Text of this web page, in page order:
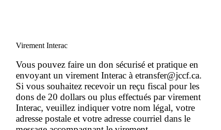
Virement Interac
Vous pouvez faire un don sécurisé et pratique en
envoyant un virement Interac à etransfer@jccf.ca.
Si vous souhaitez recevoir un reçu fiscal pour les
dons de 20 dollars ou plus effectués par virement
Interac, veuillez indiquer votre nom légal, votre
adresse postale et votre adresse courriel dans le